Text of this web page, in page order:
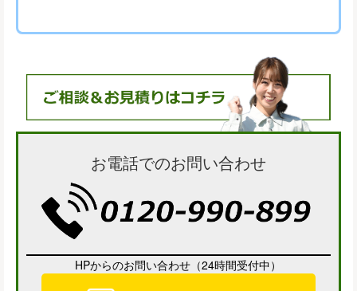
お電話でのお問い合わせ
HPからのお問い合わせ（24時間受付中）